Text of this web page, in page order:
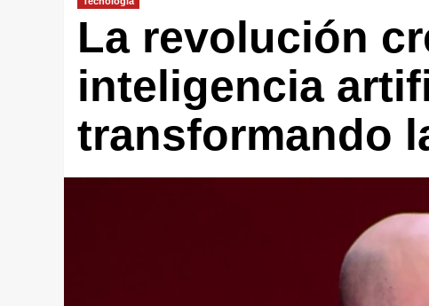
La revolución
inteligencia
transformando